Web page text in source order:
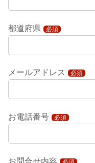
都道府県 必須
メールアドレス 必須
お電話番号 必須
お問合せ内容